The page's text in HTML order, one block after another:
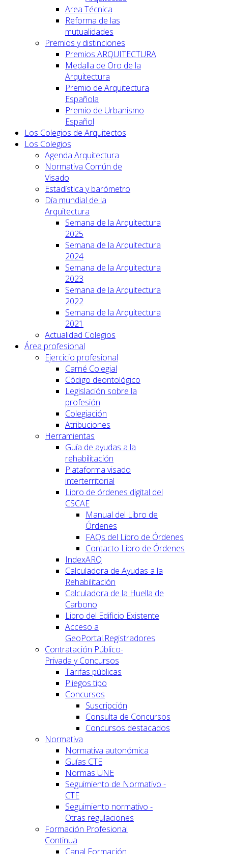
Area Técnica
Reforma de las
mutualidades
Premios y distinciones
Premios ARQUITECTURA
Medalla de Oro de la
Arquitectura
Premio de Arquitectura
Española
Premio de Urbanismo
Español
Los Colegios de Arquitectos
Los Colegios
Agenda Arquitectura
Normativa Común de
Visado
Estadística y barómetro
Día mundial de la
Arquitectura
Semana de la Arquitectura
2025
Semana de la Arquitectura
2024
Semana de la Arquitectura
2023
Semana de la Arquitectura
2022
Semana de la Arquitectura
2021
Actualidad Colegios
Área profesional
Ejercicio profesional
Carné Colegial
Código deontológico
Legislación sobre la
profesión
Colegiación
Atribuciones
Herramientas
Guía de ayudas a la
rehabilitación
Plataforma visado
interterritorial
Libro de órdenes digital del
CSCAE
Manual del Libro de
Órdenes
FAQs del Libro de Órdenes
Contacto Libro de Órdenes
IndexARQ
Calculadora de Ayudas a la
Rehabilitación
Calculadora de la Huella de
Carbono
Libro del Edificio Existente
Acceso a
GeoPortal.Registradores
Contratación Público-
Privada y Concursos
Tarifas públicas
Pliegos tipo
Concursos
Suscripción
Consulta de Concursos
Concursos destacados
Normativa
Normativa autonómica
Guías CTE
Normas UNE
Seguimiento de Normativo -
CTE
Seguimiento normativo -
Otras regulaciones
Formación Profesional
Continua
Canal Formación